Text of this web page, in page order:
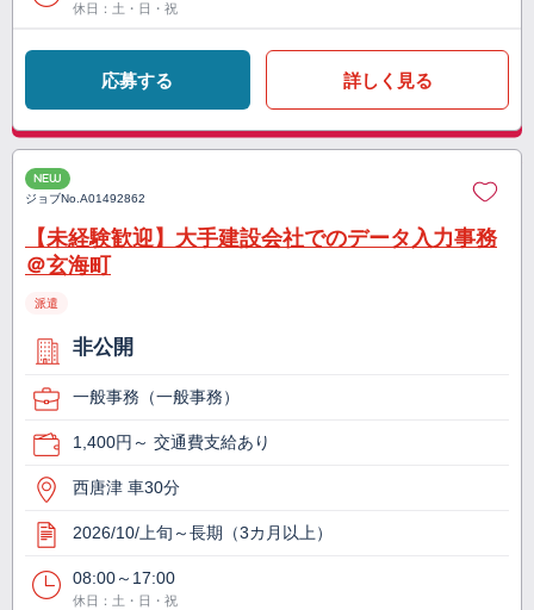
休日：土・日・祝
応募する 詳しく見る
NEW
ジョブNo.A01492862
【未経験歓迎】大手建設会社でのデータ入力事務
＠玄海町
派遣
非公開
一般事務（一般事務）
1,400円～ 交通費支給あり
西唐津 車30分
2026/10/上旬～長期（3カ月以上）
08:00～17:00
休日：土・日・祝